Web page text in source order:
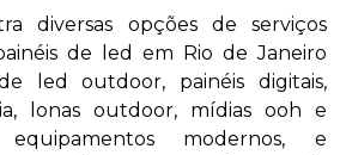
diversas opções de serviços
de led em Rio de Janeiro
led outdoor, painéis digitais,
lonas outdoor, mídias ooh e
modernos, e